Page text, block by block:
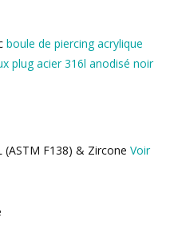
boule de piercing acrylique
plug acier 316l anodisé noir
(ASTM F138) & Zircone Voir